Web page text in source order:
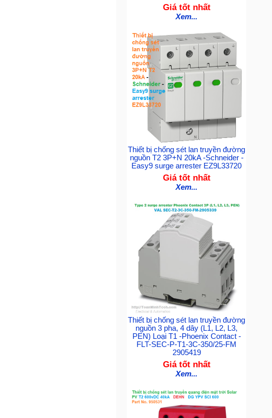
Giá tốt nhất
Xem...
Thiết bị chống sét lan truyền đường
nguồn T2 3P+N 20kA -Schneider -
Easy9 surge arrester EZ9L33720
Giá tốt nhất
Xem...
Thiết bị chống sét lan truyền đường
nguồn 3 pha, 4 dây (L1, L2, L3,
PEN) Loại T1 -Phoenix Contact -
FLT-SEC-P-T1-3C-350/25-FM
2905419
Giá tốt nhất
Xem...